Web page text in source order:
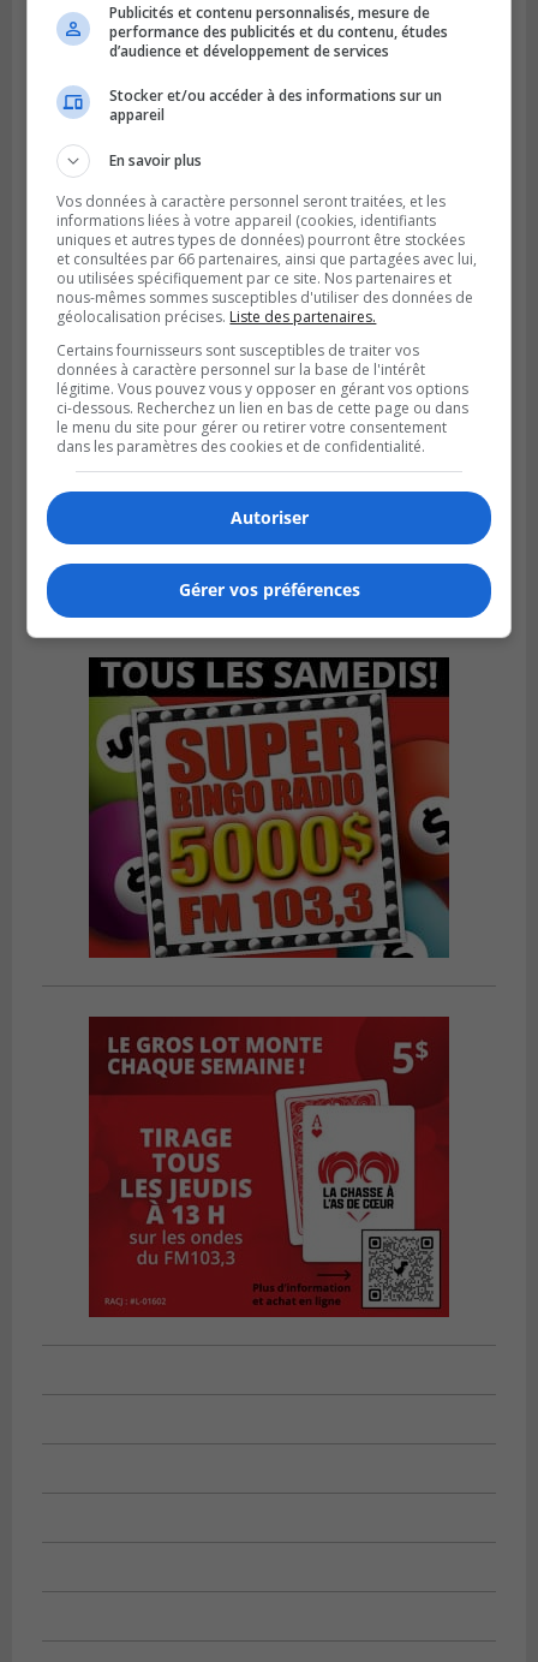
LONGUEUIL
Publié le 6 août 2026 à 05h11
Une poussée tardive propulse les Ducs
vers la victoire à Laval
LONGUEUIL
Publié le 5 août 2026 à 08h38
Les Ducs s’inclinent 4‑3 face à ABC 16U
dans un match serré à Longueuil
Publicités et contenu personnalisés, mesure de
performance des publicités et du contenu, études
d’audience et développement de services
Stocker et/ou accéder à des informations sur un
appareil
En savoir plus
Vos données à caractère personnel seront traitées, et les
informations liées à votre appareil (cookies, identifiants
uniques et autres types de données) pourront être stockées
et consultées par 66 partenaires, ainsi que partagées avec lui,
ou utilisées spécifiquement par ce site. Nos partenaires et
nous-mêmes sommes susceptibles d'utiliser des données de
géolocalisation précises. Liste des partenaires.
Certains fournisseurs sont susceptibles de traiter vos
données à caractère personnel sur la base de l'intérêt
légitime. Vous pouvez vous y opposer en gérant vos options
ci-dessous. Recherchez un lien en bas de cette page ou dans
le menu du site pour gérer ou retirer votre consentement
dans les paramètres des cookies et de confidentialité.
Autoriser
Gérer vos préférences